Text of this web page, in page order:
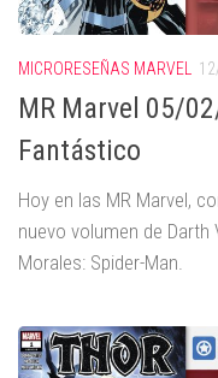
MICRORESEÑAS MARVEL
MR Marvel 05/
Fantástico
Hoy en las MR Marvel,
nuevo volumen de Darth
Morales: Spider-Man.